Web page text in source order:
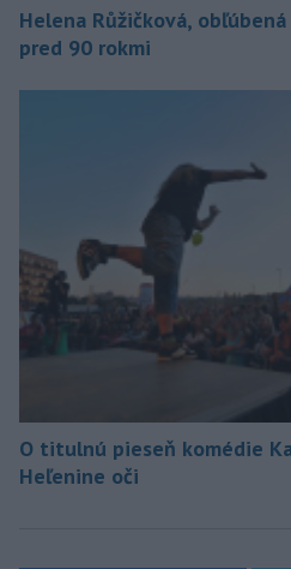
Helena Růžičková,
pred 90 rokmi
O titulnú pieseň komédie
Heľenine oči